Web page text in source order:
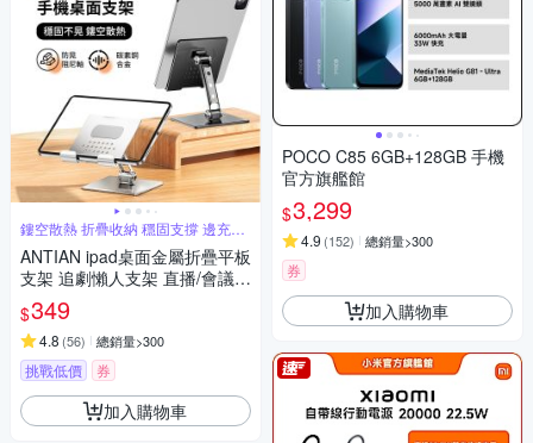
鏤空散熱 折疊收納 穩固支撐 邊充電
玩
ANTIAN ipad桌面金屬折疊平板
支架 追劇懶人支架 直播/會議
平板架 手機支架 交換禮物
$349
4.8 (56) 總銷量>300
挑戰低價 券
加入購物車
POCO C85 6GB+128GB 手機
官方旗艦館
$3,299
4.9 (152) 總銷量>300
券
加入購物車